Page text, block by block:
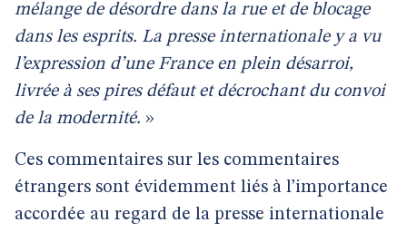
mélange de désordre dans la rue et de blocage
dans les esprits. La presse internationale y a vu
l’expression d’une France en plein désarroi,
livrée à ses pires défaut et décrochant du convoi
de la modernité. »
Ces commentaires sur les commentaires
étrangers sont évidemment liés à l’importance
accordée au regard de la presse internationale